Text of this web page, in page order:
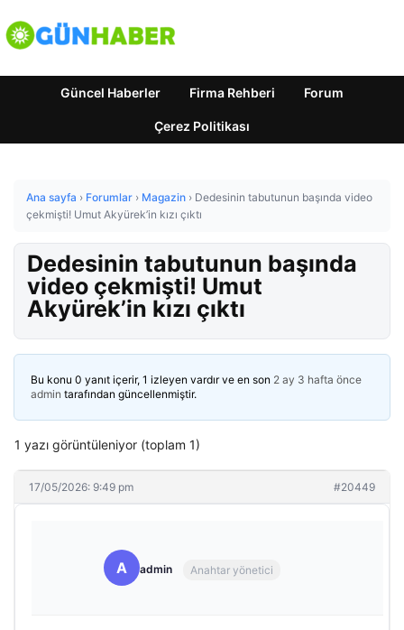
Güncel Haberler Firma Rehberi Forum
Çerez Politikası
Ana sayfa › Forumlar › Magazin › Dedesinin tabutunun başında video
çekmişti! Umut Akyürek’in kızı çıktı
Dedesinin tabutunun başında
video çekmişti! Umut
Akyürek’in kızı çıktı
Bu konu 0 yanıt içerir, 1 izleyen vardır ve en son 2 ay 3 hafta önce
admin tarafından güncellenmiştir.
1 yazı görüntüleniyor (toplam 1)
17/05/2026: 9:49 pm #20449
A admin Anahtar yönetici